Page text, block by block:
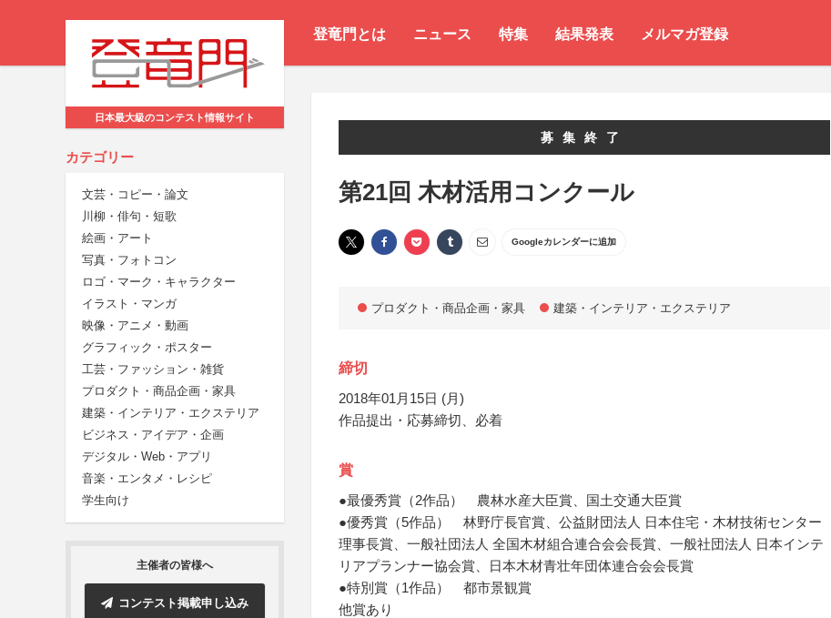
登竜門とは ニュース 特集 結果発表 メルマガ登録
日本最大級のコンテスト情報サイト
カテゴリー
文芸・コピー・論文
川柳・俳句・短歌
絵画・アート
写真・フォトコン
ロゴ・マーク・キャラクター
イラスト・マンガ
映像・アニメ・動画
グラフィック・ポスター
工芸・ファッション・雑貨
プロダクト・商品企画・家具
建築・インテリア・エクステリア
ビジネス・アイデア・企画
デジタル・Web・アプリ
音楽・エンタメ・レシピ
学生向け
主催者の皆様へ
コンテスト掲載申し込み
募集終了
第21回 木材活用コンクール
Googleカレンダーに追加
プロダクト・商品企画・家具 建築・インテリア・エクステリア
締切
2018年01月15日 (月)
作品提出・応募締切、必着
賞
●最優秀賞（2作品） 農林水産大臣賞、国土交通大臣賞
●優秀賞（5作品） 林野庁長官賞、公益財団法人 日本住宅・木材技術センター
理事長賞、一般社団法人 全国木材組合連合会会長賞、一般社団法人 日本インテ
リアプランナー協会賞、日本木材青壮年団体連合会会長賞
●特別賞（1作品） 都市景観賞
他賞あり